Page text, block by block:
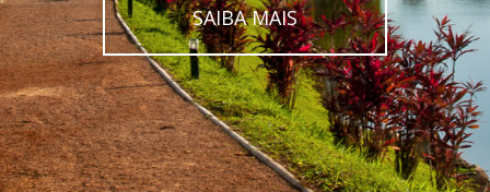
SAIBA MAIS